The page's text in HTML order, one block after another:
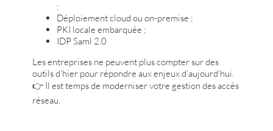
;
Déploiement cloud ou on-premise ;
PKI locale embarquée ;
IDP Saml 2.0
Les entreprises ne peuvent plus compter sur des
outils d’hier pour répondre aux enjeux d’aujourd’hui.
👉 Il est temps de moderniser votre gestion des accès
réseau.